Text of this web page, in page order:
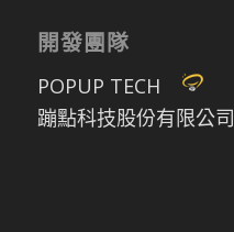
開發團隊
POPUP TECH
蹦點科技股份有限公司